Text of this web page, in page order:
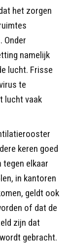
het zorgen
Onder
namelijk
lucht. Frisse
te
lucht vaak
keren goed
tegen elkaar
in kantoren
geldt ook
of dat de
zijn dat
gebracht.